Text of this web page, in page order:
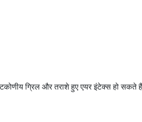
ग्रिल और तराशे हुए एयर इंटेक्स हो सकते